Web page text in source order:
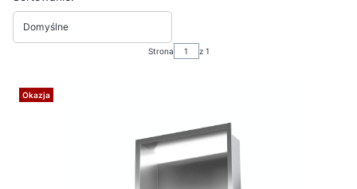
Domyślne
Strona z 1
Okazja